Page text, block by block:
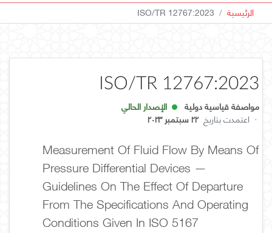
الرئيسية ISO/TR 12767:2023
ISO/TR 12767:2023
مواصفة قياسية دولية
الإصدار الحالي
· اعتمدت بتاريخ ٢٢ سبتمبر ٢٠٢٣
Measurement Of Fluid Flow By Means Of
Pressure Differential Devices —
Guidelines On The Effect Of Departure
From The Specifications And Operating
Conditions Given In ISO 5167